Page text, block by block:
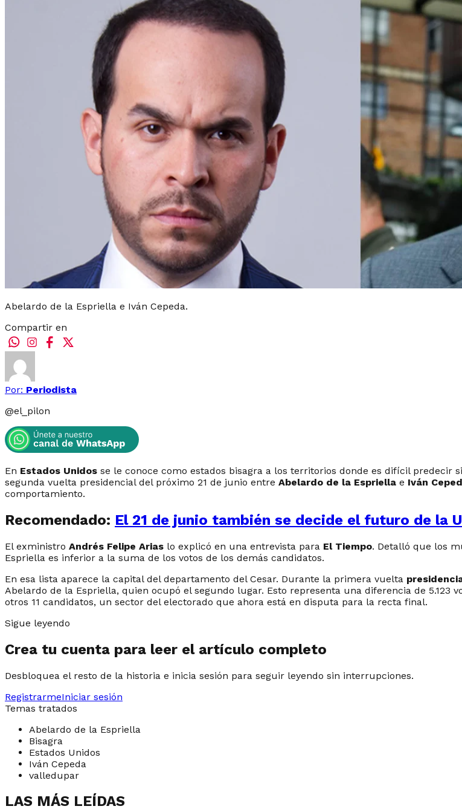
Abelardo de la Espriella e Iván Cepeda.
Compartir en
Por: Periodista
@el_pilon
En Estados Unidos se le conoce como estados bisagra a los territorios donde es difícil predecir
segunda vuelta presidencial del próximo 21 de junio entre Abelardo de la Espriella e Iván
comportamiento.
Recomendado: El 21 de junio también se decide el futuro de la
El exministro Andrés Felipe Arias lo explicó en una entrevista para El Tiempo. Detalló que los
Espriella es inferior a la suma de los votos de los demás candidatos.
En esa lista aparece la capital del departamento del Cesar. Durante la primera vuelta
Abelardo de la Espriella, quien ocupó el segundo lugar. Esto representa una diferencia de
otros 11 candidatos, un sector del electorado que ahora está en disputa para la recta final.
Sigue leyendo
Crea tu cuenta para leer el artículo completo
Desbloquea el resto de la historia e inicia sesión para seguir leyendo sin interrupciones.
RegistrarmeIniciar sesión
Temas tratados
Abelardo de la Espriella
Bisagra
Estados Unidos
Iván Cepeda
valledupar
LAS MÁS LEÍDAS